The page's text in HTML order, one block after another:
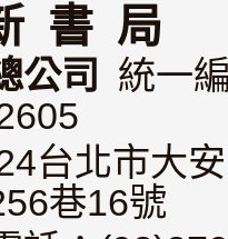
書 局
公司
統一
台北市大
巷16號